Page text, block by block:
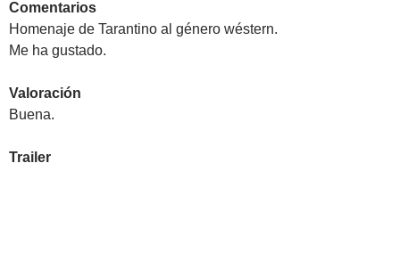
Comentarios
Homenaje de Tarantino al género wéstern.
Me ha gustado.
Valoración
Buena.
Trailer